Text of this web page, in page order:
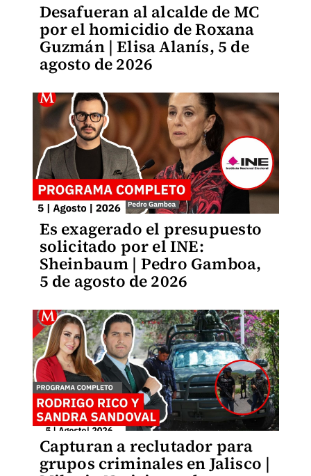
Desafueran al alcalde de MC
por el homicidio de Roxana
Guzmán | Elisa Alanís, 5 de
agosto de 2026
Es exagerado el presupuesto
solicitado por el INE:
Sheinbaum | Pedro Gamboa,
5 de agosto de 2026
Capturan a reclutador para
grupos criminales en Jalisco |